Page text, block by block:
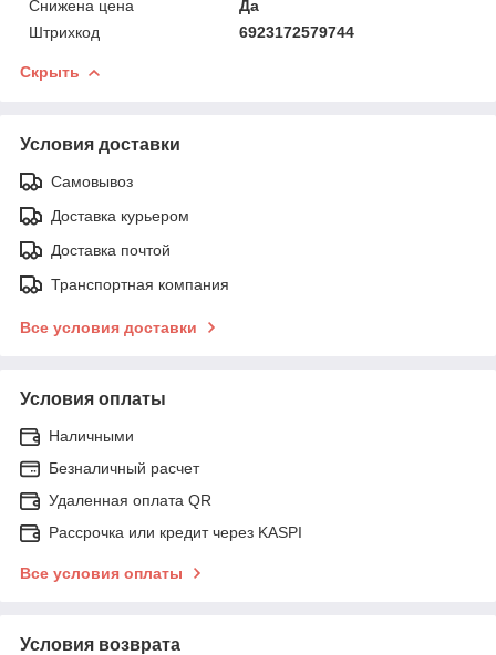
Снижена цена
Да
Штрихкод
6923172579744
Скрыть
Условия доставки
Самовывоз
Доставка курьером
Доставка почтой
Транспортная компания
Все условия доставки
Условия оплаты
Наличными
Безналичный расчет
Удаленная оплата QR
Рассрочка или кредит через KASPI
Все условия оплаты
Условия возврата